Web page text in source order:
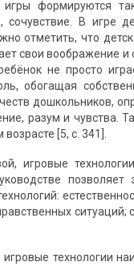
формируются
сочувствие. В игре
отметить, что
свои воображение
не просто
обогащая
дошкольников,
разум и чувства.
[5, с. 341].
ситуаций;
технологии